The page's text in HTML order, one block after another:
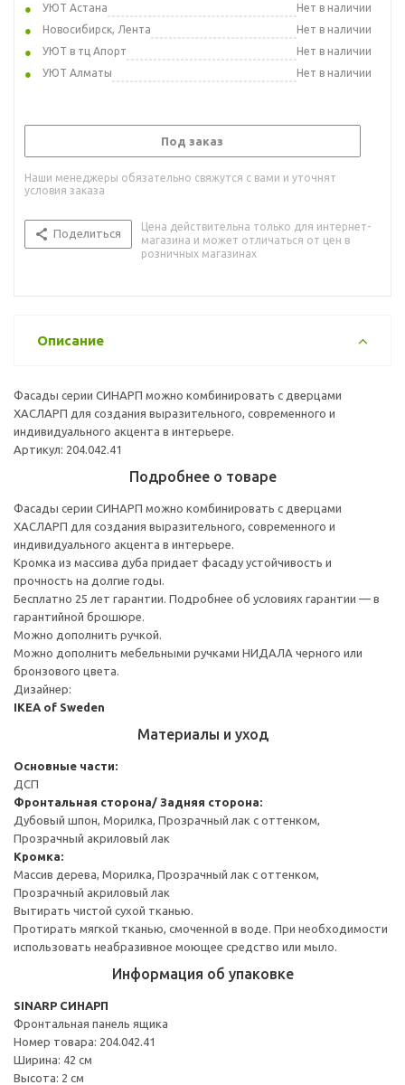
УЮТ Астана
Нет в наличии
Новосибирск, Лента
Нет в наличии
УЮТ в тц Апорт
Нет в наличии
УЮТ Алматы
Нет в наличии
Под заказ
Наши менеджеры обязательно свяжутся с вами и уточнят
условия заказа
Поделиться
Цена действительна только для интернет-
магазина и может отличаться от цен в
розничных магазинах
Описание
Фасады серии СИНАРП можно комбинировать с дверцами
ХАСЛАРП для создания выразительного, современного и
индивидуального акцента в интерьере.
Артикул: 204.042.41
Подробнее о товаре
Фасады серии СИНАРП можно комбинировать с дверцами
ХАСЛАРП для создания выразительного, современного и
индивидуального акцента в интерьере.
Кромка из массива дуба придает фасаду устойчивость и
прочность на долгие годы.
Бесплатно 25 лет гарантии. Подробнее об условиях гарантии — в
гарантийной брошюре.
Можно дополнить ручкой.
Можно дополнить мебельными ручками НИДАЛА черного или
бронзового цвета.
Дизайнер:
IKEA of Sweden
Материалы и уход
Основные части:
ДСП
Фронтальная сторона/ Задняя сторона:
Дубовый шпон, Морилка, Прозрачный лак с оттенком,
Прозрачный акриловый лак
Кромка:
Массив дерева, Морилка, Прозрачный лак с оттенком,
Прозрачный акриловый лак
Вытирать чистой сухой тканью.
Протирать мягкой тканью, смоченной в воде. При необходимости
использовать неабразивное моющее средство или мыло.
Информация об упаковке
SINARP СИНАРП
Фронтальная панель ящика
Номер товара: 204.042.41
Ширина: 42 см
Высота: 2 см